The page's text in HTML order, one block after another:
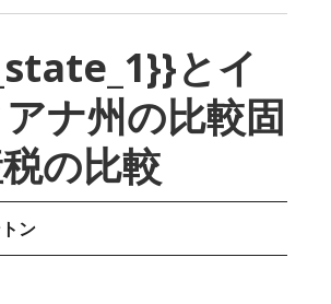
とイ
ナ州の比較固
の比較
ン